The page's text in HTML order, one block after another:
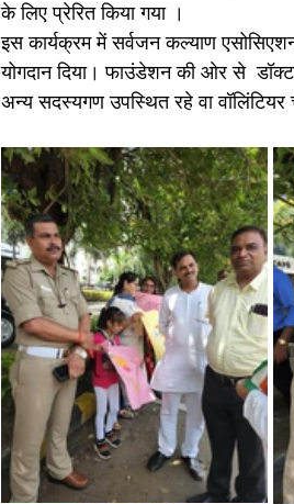
के लिए प्रेरित किया गया ।
इस कार्यक्रम में सर्वजन कल्याण
योगदान दिया। फाउंडेशन की ओर से
अन्य सदस्यगण उपस्थित रहे वा वॉलिंटियर